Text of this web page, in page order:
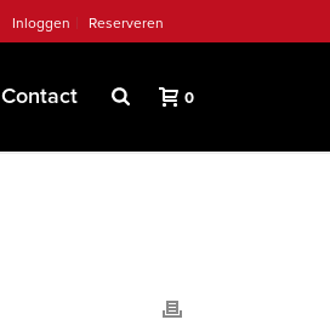
Inloggen Reserveren
Contact 0